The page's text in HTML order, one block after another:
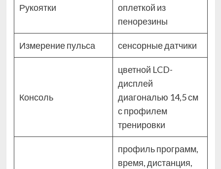
Рукоятки
оплеткой из
пенорезины
Измерение пульса сенсорные датчики
Консоль
цветной LCD-
дисплей
диагональю 14,5 см
с профилем
тренировки
профиль программ,
время, дистанция,